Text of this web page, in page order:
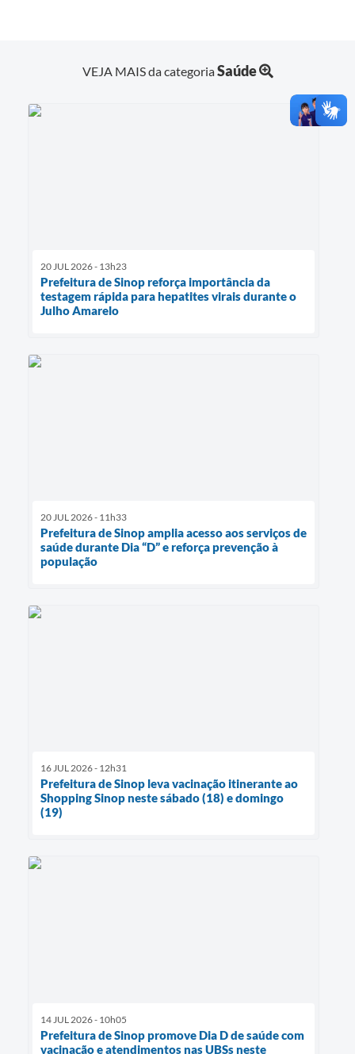
VEJA MAIS da categoriaSaúde
20 JUL 2026 - 13h23
Prefeitura de Sinop reforça importância da
testagem rápida para hepatites virais durante o
Julho Amarelo
20 JUL 2026 - 11h33
Prefeitura de Sinop amplia acesso aos serviços de
saúde durante Dia “D” e reforça prevenção à
população
16 JUL 2026 - 12h31
Prefeitura de Sinop leva vacinação itinerante ao
Shopping Sinop neste sábado (18) e domingo
(19)
14 JUL 2026 - 10h05
Prefeitura de Sinop promove Dia D de saúde com
vacinação e atendimentos nas UBSs neste